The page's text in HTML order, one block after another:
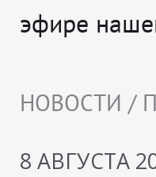
эфире
НОВОСТИ /
8 АВГУСТА